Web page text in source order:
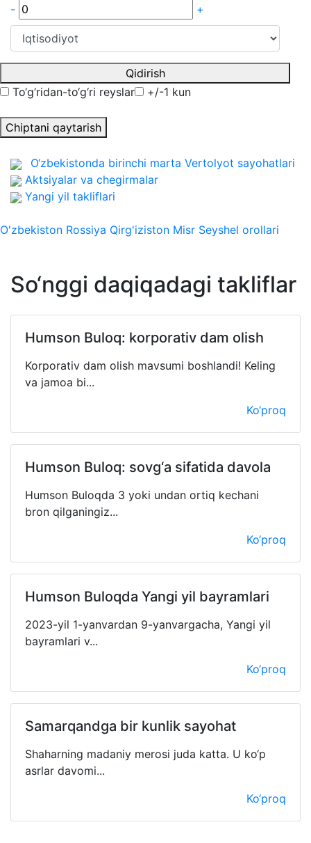
-
+
Qidirish
To‘g‘ridan-to‘g‘ri reyslar
+/-1 kun
Chiptani qaytarish
O‘zbekistonda birinchi marta Vertolyot sayohatlari
Aktsiyalar va chegirmalar
Yangi yil takliflari
O'zbekiston Rossiya Qirg'iziston Misr Seyshel orollari
So‘nggi daqiqadagi takliflar
Humson Buloq: korporativ dam olish
Korporativ dam olish mavsumi boshlandi! Keling
va jamoa bi...
Ko‘proq
Humson Buloq: sovg‘a sifatida davola
Humson Buloqda 3 yoki undan ortiq kechani
bron qilganingiz...
Ko‘proq
Humson Buloqda Yangi yil bayramlari
2023-yil 1-yanvardan 9-yanvargacha, Yangi yil
bayramlari v...
Ko‘proq
Samarqandga bir kunlik sayohat
Shaharning madaniy merosi juda katta. U ko‘p
asrlar davomi...
Ko‘proq